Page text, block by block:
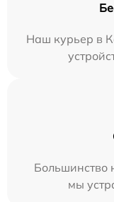
Наш курьер в
Большинство
мы